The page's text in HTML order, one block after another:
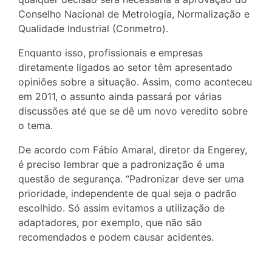
Conselho Nacional de Metrologia, Normalização e
Qualidade Industrial (Conmetro).
Enquanto isso, profissionais e empresas
diretamente ligados ao setor têm apresentado
opiniões sobre a situação. Assim, como aconteceu
em 2011, o assunto ainda passará por várias
discussões até que se dê um novo veredito sobre
o tema.
De acordo com Fábio Amaral, diretor da Engerey,
é preciso lembrar que a padronização é uma
questão de segurança. “Padronizar deve ser uma
prioridade, independente de qual seja o padrão
escolhido. Só assim evitamos a utilização de
adaptadores, por exemplo, que não são
recomendados e podem causar acidentes.